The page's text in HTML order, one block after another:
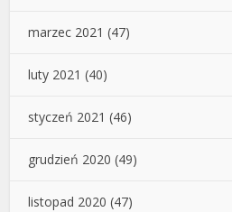
marzec 2021 (47)
luty 2021 (40)
styczeń 2021 (46)
grudzień 2020 (49)
listopad 2020 (47)